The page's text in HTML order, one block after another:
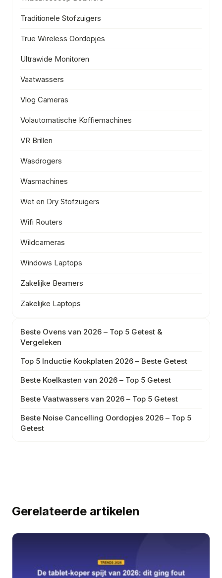
Traditionele Stofzuigers
True Wireless Oordopjes
Ultrawide Monitoren
Vaatwassers
Vlog Cameras
Volautomatische Koffiemachines
VR Brillen
Wasdrogers
Wasmachines
Wet en Dry Stofzuigers
Wifi Routers
Wildcameras
Windows Laptops
Zakelijke Beamers
Zakelijke Laptops
Beste Ovens van 2026 – Top 5 Getest &
Vergeleken
Top 5 Inductie Kookplaten 2026 – Beste Getest
Beste Koelkasten van 2026 – Top 5 Getest
Beste Vaatwassers van 2026 – Top 5 Getest
Beste Noise Cancelling Oordopjes 2026 – Top 5
Getest
Gerelateerde artikelen